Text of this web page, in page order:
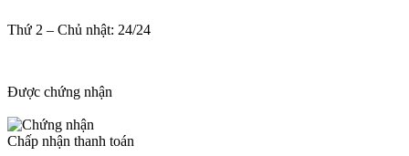
Thứ 2 – Chủ nhật: 24/24
Được chứng nhận
Chấp nhận thanh toán